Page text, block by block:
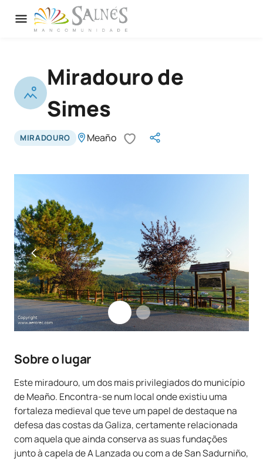
Miradouro de
Simes
MIRADOURO Meaño
Sobre o lugar
Este miradouro, um dos mais privilegiados do município
de Meaño. Encontra-se num local onde existiu uma
fortaleza medieval que teve um papel de destaque na
defesa das costas da Galiza, certamente relacionada
com aquela que ainda conserva as suas fundações
junto à capela de A Lanzada ou com a de San Sadurniño,